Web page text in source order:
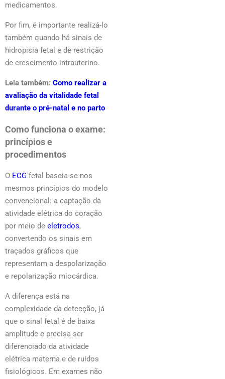
medicamentos.
Por fim, é importante realizá-lo
também quando há sinais de
hidropisia fetal e de restrição
de crescimento intrauterino.
Leia também: Como realizar a
avaliação da vitalidade fetal
durante o pré-natal e no parto
Como funciona o exame:
princípios e
procedimentos
O ECG fetal baseia-se nos
mesmos princípios do modelo
convencional: a captação da
atividade elétrica do coração
por meio de eletrodos,
convertendo os sinais em
traçados gráficos que
representam a despolarização
e repolarização miocárdica.
A diferença está na
complexidade da detecção, já
que o sinal fetal é de baixa
amplitude e precisa ser
diferenciado da atividade
elétrica materna e de ruídos
fisiológicos. Em exames não